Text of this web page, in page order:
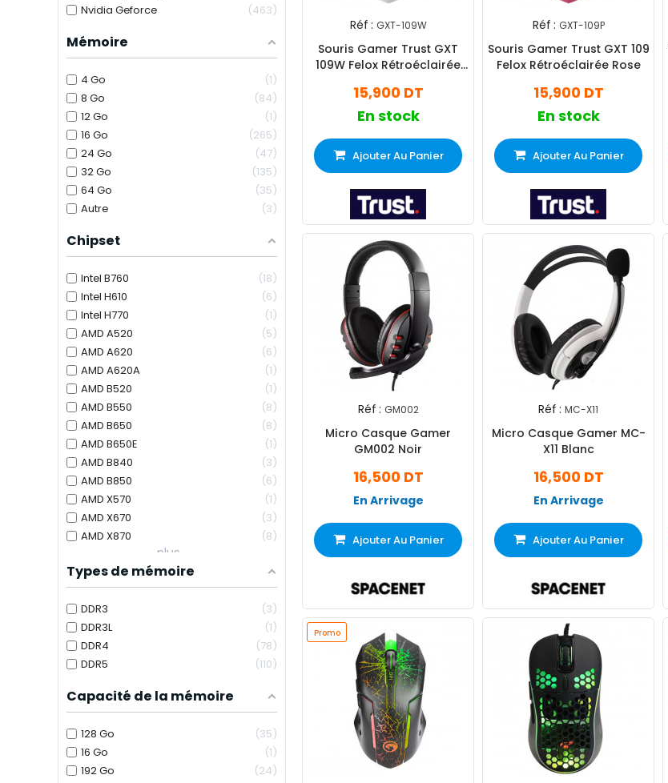
Nvidia Geforce
463
Mémoire
4 Go
1
8 Go
84
12 Go
1
16 Go
265
24 Go
47
32 Go
135
64 Go
35
Autre
3
Chipset
Intel B760
18
Intel H610
6
Intel H770
1
AMD A520
5
AMD A620
6
AMD A620A
1
AMD B520
1
AMD B550
8
AMD B650
8
AMD B650E
1
AMD B840
3
AMD B850
6
AMD X570
1
AMD X670
3
AMD X870
8
plus...
Types de mémoire
DDR3
3
DDR3L
1
DDR4
78
DDR5
110
Capacité de la mémoire
128 Go
35
16 Go
1
192 Go
24
Réf : GXT-109W
Souris Gamer Trust GXT
109W Felox Rétroéclairée
15,900 DT
En stock
Ajouter Au Panier
Réf : GXT-109P
Souris Gamer Trust GXT 109
Felox Rétroéclairée Rose
15,900 DT
En stock
Ajouter Au Panier
Réf : GM002
Micro Casque Gamer
GM002 Noir
16,500 DT
En Arrivage
Ajouter Au Panier
Réf : MC-X11
Micro Casque Gamer MC-
X11 Blanc
16,500 DT
En Arrivage
Ajouter Au Panier
Promo